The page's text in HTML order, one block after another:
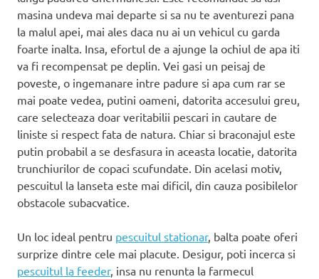
masina undeva mai departe si sa nu te aventurezi pana
la malul apei, mai ales daca nu ai un vehicul cu garda
foarte inalta. Insa, efortul de a ajunge la ochiul de apa iti
va fi recompensat pe deplin. Vei gasi un peisaj de
poveste, o ingemanare intre padure si apa cum rar se
mai poate vedea, putini oameni, datorita accesului greu,
care selecteaza doar veritabilii pescari in cautare de
liniste si respect fata de natura. Chiar si braconajul este
putin probabil a se desfasura in aceasta locatie, datorita
trunchiurilor de copaci scufundate. Din acelasi motiv,
pescuitul la lanseta este mai dificil, din cauza posibilelor
obstacole subacvatice.
Un loc ideal pentru pescuitul stationar, balta poate oferi
surprize dintre cele mai placute. Desigur, poti incerca si
pescuitul la feeder, insa nu renunta la farmecul